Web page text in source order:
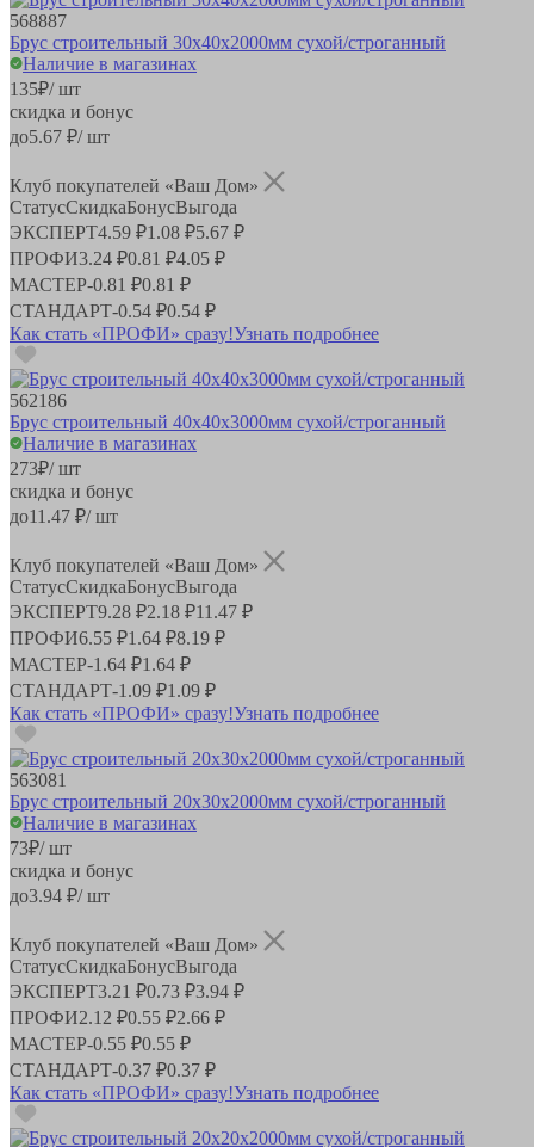
568887
Брус строительный 30х40х2000мм сухой/строганный
Наличие в магазинах
135₽/ шт
скидка и бонус
до5.67 ₽/ шт
Клуб покупателей «Ваш Дом»
СтатусСкидкаБонусВыгода
ЭКСПЕРТ4.59 ₽1.08 ₽5.67 ₽
ПРОФИ3.24 ₽0.81 ₽4.05 ₽
МАСТЕР-0.81 ₽0.81 ₽
СТАНДАРТ-0.54 ₽0.54 ₽
Как стать «ПРОФИ» сразу!Узнать подробнее
562186
Брус строительный 40х40х3000мм сухой/строганный
Наличие в магазинах
273₽/ шт
скидка и бонус
до11.47 ₽/ шт
Клуб покупателей «Ваш Дом»
СтатусСкидкаБонусВыгода
ЭКСПЕРТ9.28 ₽2.18 ₽11.47 ₽
ПРОФИ6.55 ₽1.64 ₽8.19 ₽
МАСТЕР-1.64 ₽1.64 ₽
СТАНДАРТ-1.09 ₽1.09 ₽
Как стать «ПРОФИ» сразу!Узнать подробнее
563081
Брус строительный 20х30х2000мм сухой/строганный
Наличие в магазинах
73₽/ шт
скидка и бонус
до3.94 ₽/ шт
Клуб покупателей «Ваш Дом»
СтатусСкидкаБонусВыгода
ЭКСПЕРТ3.21 ₽0.73 ₽3.94 ₽
ПРОФИ2.12 ₽0.55 ₽2.66 ₽
МАСТЕР-0.55 ₽0.55 ₽
СТАНДАРТ-0.37 ₽0.37 ₽
Как стать «ПРОФИ» сразу!Узнать подробнее